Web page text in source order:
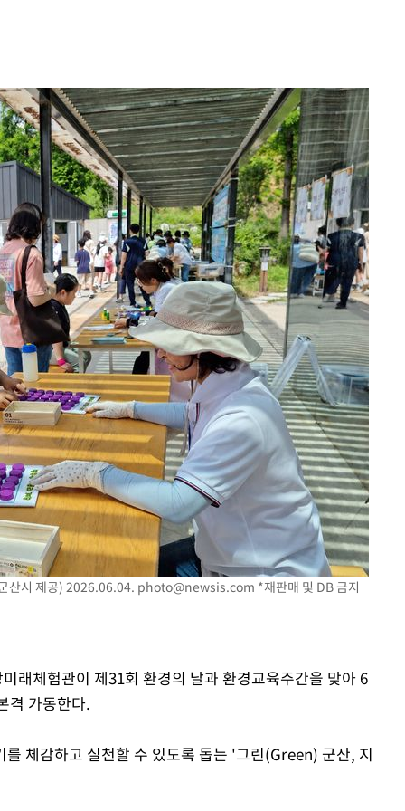
'온도
건
" 밝혀
발로 부
정보, 언
어”
산시 제공) 2026.06.04. photo@newsis.com *재판매 및 DB 금지
래체험관이 제31회 환경의 날과 환경교육주간을 맞아 6
격 가동한다.
체감하고 실천할 수 있도록 돕는 '그린(Green) 군산, 지